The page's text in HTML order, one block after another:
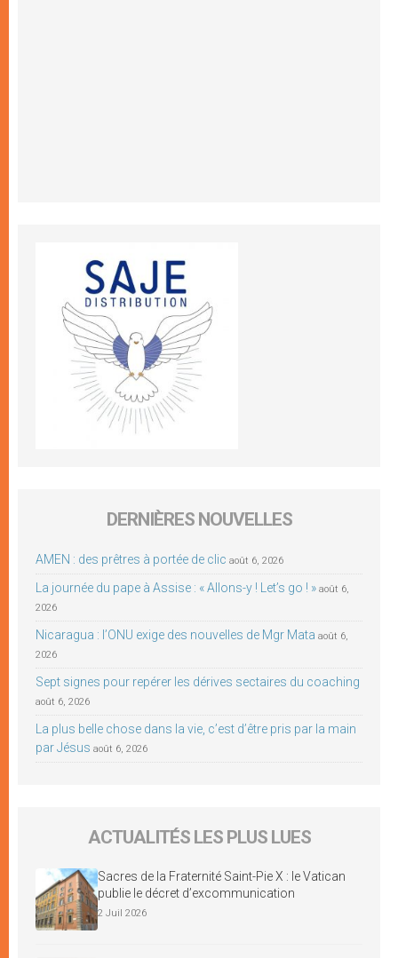
DERNIÈRES NOUVELLES
AMEN : des prêtres à portée de clic août 6, 2026
La journée du pape à Assise : « Allons-y ! Let’s go ! » août 6,
2026
Nicaragua : l’ONU exige des nouvelles de Mgr Mata août 6,
2026
Sept signes pour repérer les dérives sectaires du coaching
août 6, 2026
La plus belle chose dans la vie, c’est d’être pris par la main
par Jésus août 6, 2026
ACTUALITÉS LES PLUS LUES
Sacres de la Fraternité Saint-Pie X : le Vatican
publie le décret d’excommunication
2 Juil 2026